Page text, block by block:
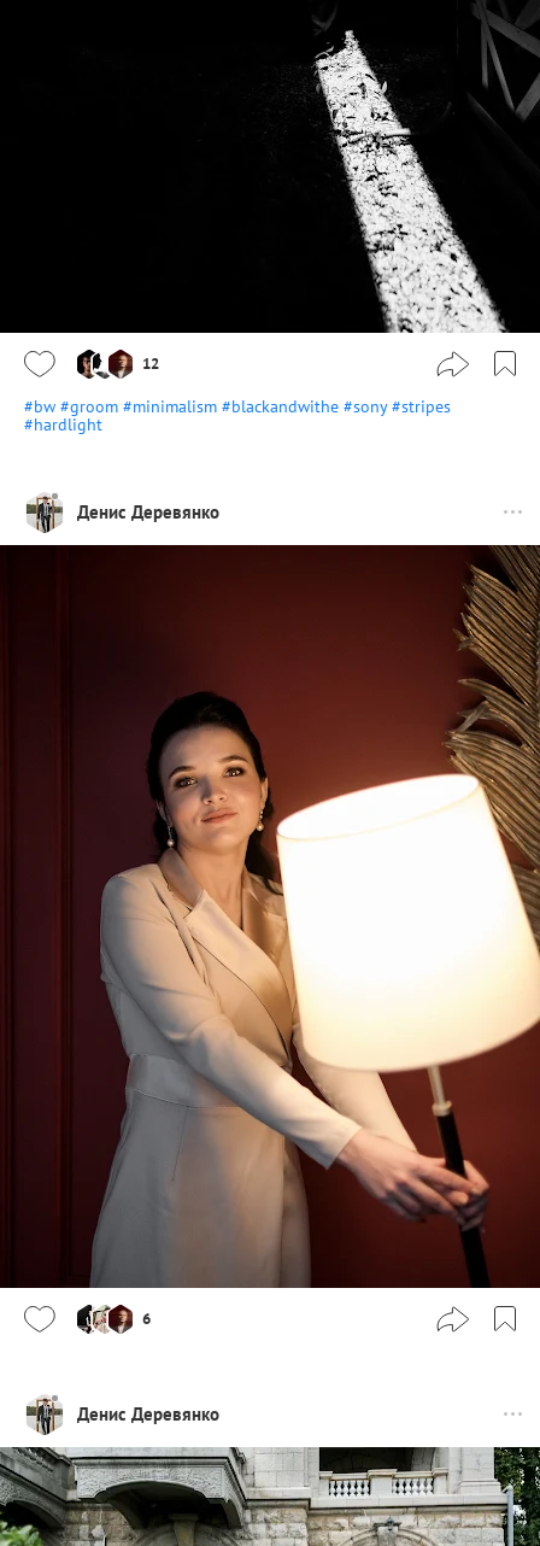
12
#bw #groom #minimalism #blackandwithe #sony #stripes
#hardlight
Денис Деревянко
6
Денис Деревянко